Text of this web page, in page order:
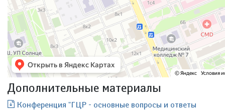
Дополнительные материалы
Конференция "ГЦР - основные вопросы и ответы